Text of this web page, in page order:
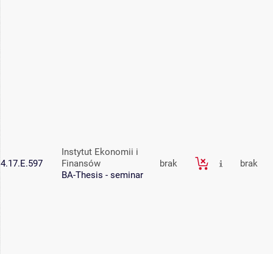
4.17.E.597
Instytut Ekonomii i
Finansów
BA-Thesis - seminar
brak brak